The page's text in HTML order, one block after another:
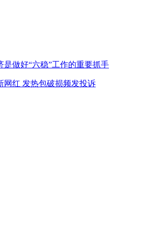
是做好“六稳”工作的重要抓手
网红 发热包破损频发投诉